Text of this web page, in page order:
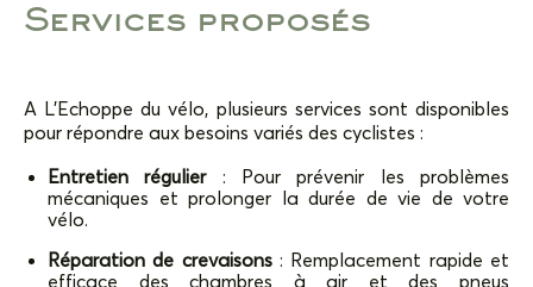
Services proposés
A L’Echoppe du vélo, plusieurs services sont disponibles
pour répondre aux besoins variés des cyclistes :
Entretien régulier: Pour prévenir les problèmes
mécaniques et prolonger la durée de vie de votre
vélo.
Réparation de crevaisons: Remplacement rapide et
efficace des chambres à air et des pneus